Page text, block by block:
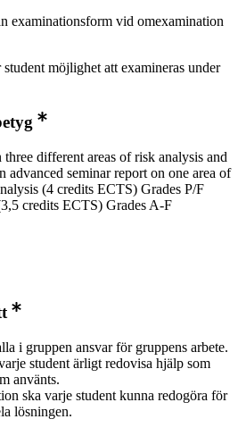
examinationsform vid omexamination
möjlighet att examineras under
different areas of risk analysis and
advanced seminar report on one area of
(4 credits ECTS) Grades P/F
credits ECTS) Grades A-F
i gruppen ansvar för gruppens arbete.
student ärligt redovisa hjälp som
använts.
ska varje student kunna redogöra för
lösningen.